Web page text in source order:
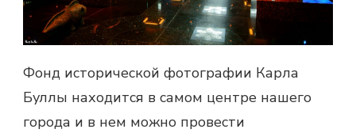
Фонд исторической фотографии Карла
Буллы находится в самом центре нашего
города и в нем можно провести